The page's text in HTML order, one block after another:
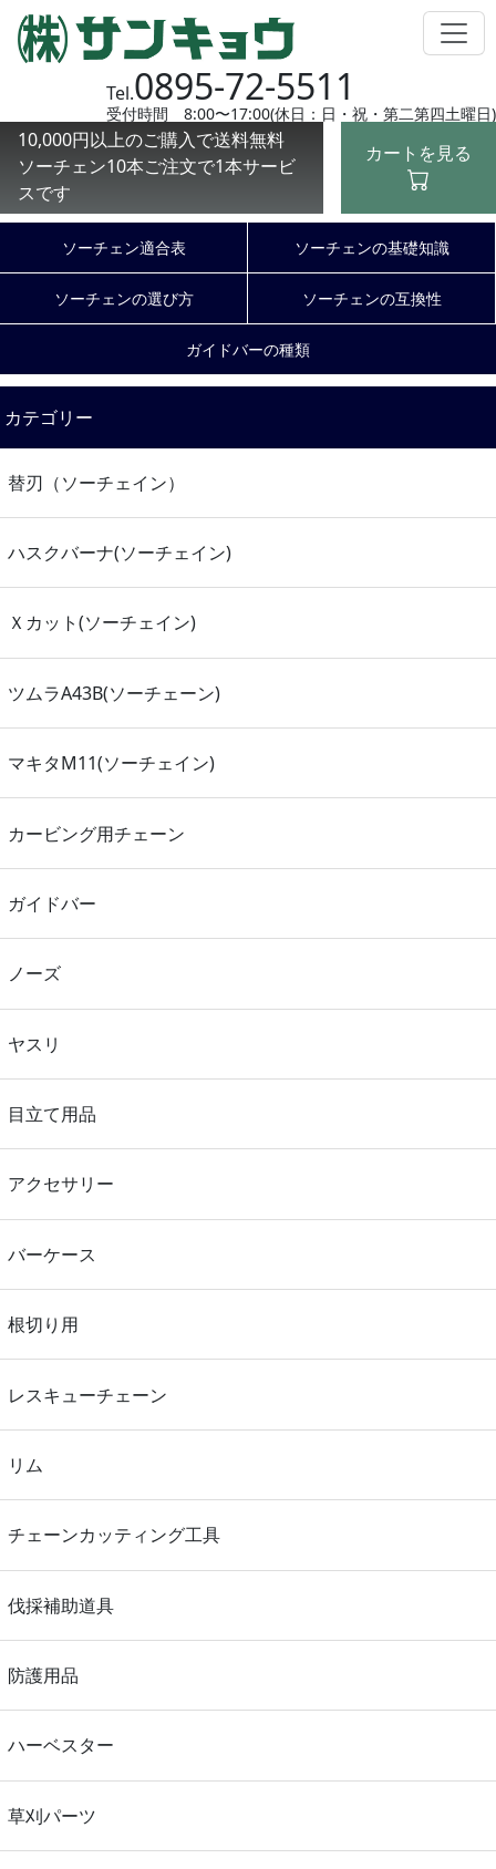
Tel.0895-72-5511
受付時間 8:00〜17:00(休日：日・祝・第二第四土曜日)
10,000円以上のご購入で送料無料
ソーチェン10本ご注文で1本サービ
スです
カートを見る
ソーチェン適合表 ソーチェンの基礎知識
ソーチェンの選び方 ソーチェンの互換性
ガイドバーの種類
カテゴリー
替刃（ソーチェイン）
ハスクバーナ(ソーチェイン)
Ｘカット(ソーチェイン)
ツムラA43B(ソーチェーン)
マキタM11(ソーチェイン)
カービング用チェーン
ガイドバー
ノーズ
ヤスリ
目立て用品
アクセサリー
バーケース
根切り用
レスキューチェーン
リム
チェーンカッティング工具
伐採補助道具
防護用品
ハーベスター
草刈パーツ